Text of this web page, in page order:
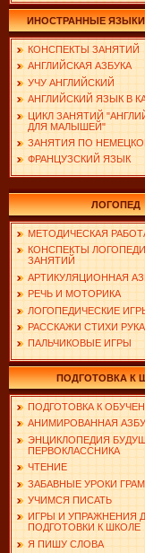
ИНОСТРАННЫЕ
КОНСПЕКТЫ ЗАНЯТИЙ
АНГЛИЙСКАЯ АЗБУКА
УЧУ АНГЛИЙСКИЙ
АНГЛИЙСКИЙ ЯЗЫК В
ЦИКЛ ЗАНЯТИЙ
ДЛЯ МАЛЫШЕЙ"
ЗАНЯТИЯ ПО
ФРАНЦУЗСКИЙ ЯЗЫК
ЛОГОПЕД
МЕТОДИЧЕСКАЯ
КОНСПЕКТЫ
ЗАНЯТИЙ
АРТИКУЛЯЦИОННАЯ
РЕЧЬ И МОТОРИКА
ЛОГОПЕДИЧЕСКИЕ
РАССКАЖИ СТИХИ
ПАЛЬЧИКОВЫЕ ИГРЫ
ПОДГОТОВКА К
ПОДГОТОВКА К
АНИМИРОВАННАЯ
ЭНЦИКЛОПЕДИЯ
ПЕРВОКЛАССНИКА
ЧТЕНИЕ
ЗАБАВНЫЕ УРОКИ
УЧИМСЯ ПИСАТЬ
ИГРЫ И УПРАЖНЕНИЯ
ПОДГОТОВКИ К ШКОЛЕ
Я ПИШУ СЛОВА